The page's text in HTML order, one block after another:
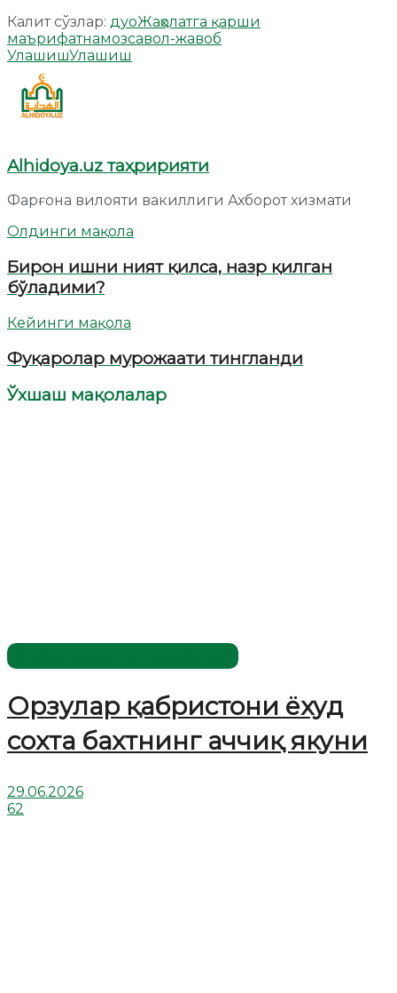
Калит сўзлар: дуоЖаҳолатга қарши
маърифатнамозсавол-жавоб
УлашишУлашиш
Alhidoya.uz таҳририяти
Фарғона вилояти вакиллиги Ахборот хизмати
Олдинги мақола
Бирон ишни ният қилса, назр қилган
бўладими?
Кейинги мақола
Фуқаролар мурожаати тингланди
Ўхшаш мақолалар
Орзулар қабристони ёхуд
сохта бахтнинг аччиқ якуни
29.06.2026
62